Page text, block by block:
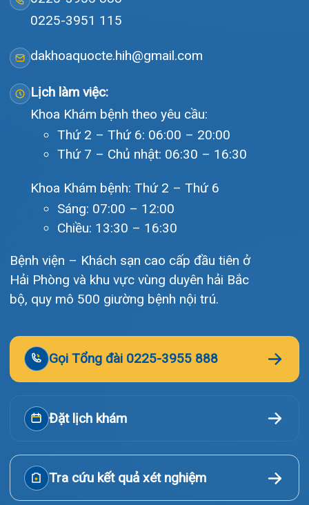
Tra cứu hóa đơn
Giới thiệu
Lịch khám
Hướng dẫn khám
Văn bản pháp quy
Liên hệ
reserved